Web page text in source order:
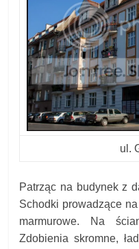
ul.
Patrząc na budynek z
Schodki prowadzące
marmurowe. Na
Zdobienia skromne,